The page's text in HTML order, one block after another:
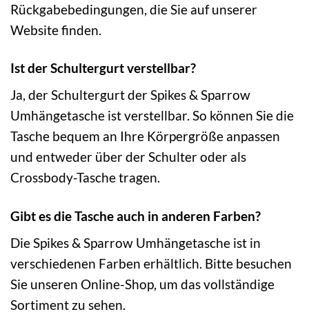
Rückgabebedingungen, die Sie auf unserer
Website finden.
Ist der Schultergurt verstellbar?
Ja, der Schultergurt der Spikes & Sparrow
Umhängetasche ist verstellbar. So können Sie die
Tasche bequem an Ihre Körpergröße anpassen
und entweder über der Schulter oder als
Crossbody-Tasche tragen.
Gibt es die Tasche auch in anderen Farben?
Die Spikes & Sparrow Umhängetasche ist in
verschiedenen Farben erhältlich. Bitte besuchen
Sie unseren Online-Shop, um das vollständige
Sortiment zu sehen.